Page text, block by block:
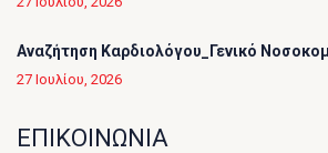
Αναζήτηση Καρδιολόγου_Γενικό
27 Ιουλίου, 2026
ΕΠΙΚΟΙΝΩΝΙΑ